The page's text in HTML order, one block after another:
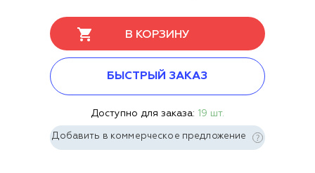
В КОРЗИНУ
БЫСТРЫЙ ЗАКАЗ
Доступно для заказа: 19 шт.
Добавить в коммерческое предложение